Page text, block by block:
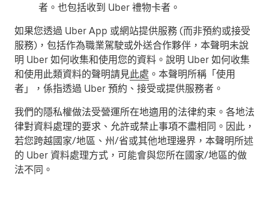
者。也包括收到 Uber 禮物卡者。
如果您透過 Uber App 或網站提供服務 (而非預約或接受
服務)，包括作為職業駕駛或外送合作夥伴，本聲明未說
明 Uber 如何收集和使用您的資料。說明 Uber 如何收集
和使用此類資料的聲明請見此處 。本聲明所稱「使用
者」，係指透過 Uber 預約、接受或提供服務者。
我們的隱私權做法受營運所在地適用的法律約束。各地法
律對資料處理的要求、允許或禁止事項不盡相同。因此，
若您跨越國家/地區、州/省或其他地理邊界，本聲明所述
的 Uber 資料處理方式，可能會與您所在國家/地區的做
法不同。